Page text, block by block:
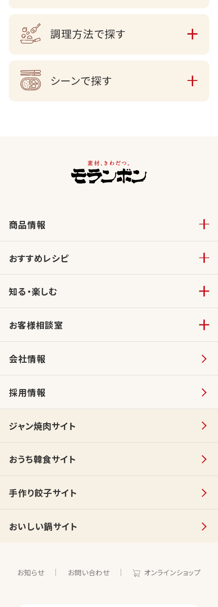
調理方法で探す
シーンで探す
商品情報
おすすめレシピ
知る・楽しむ
お客様相談室
会社情報
採用情報
ジャン焼肉サイト
おうち韓食サイト
手作り餃子サイト
おいしい鍋サイト
お知らせ お問い合わせ オンラインショップ